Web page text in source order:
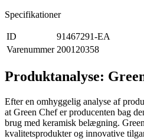
Specifikationer
ID
91467291-EA
Varenummer 200120358
Produktanalyse:
Efter en omhyggelig analyse af
at Green Chef er producenten bag
brug med keramisk belægning.
kvalitetsprodukter og innovative